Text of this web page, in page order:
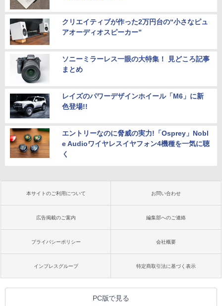
クリエイティブが作った2万円台の“小さなピュ
アオーディオスピーカー”
ソニーミラーレス一眼の大特集！ 見どころ記事
まとめ
レイズのパワーデザインホイール「M6」に新
色登場!!
エントリーなのに脅威の実力!「Osprey」Nobl
e Audioワイヤレスイヤフォン4機種を一気に聴
く
本サイトのご利用について お問い合わせ
広告掲載のご案内 編集部へのご連絡
プライバシーポリシー 会社概要
インプレスグループ 特定商取引法に基づく表示
PC版で見る